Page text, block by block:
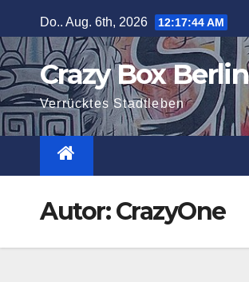
Inhalt
springen
Do.. Aug. 6th, 2026 12:17:46 AM
Crazy Box Berlin
Verrücktes Stadtleben
Autor:CrazyOne